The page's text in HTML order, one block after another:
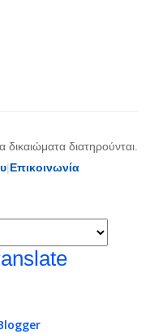
διατηρούνται.
|Επικοινωνία